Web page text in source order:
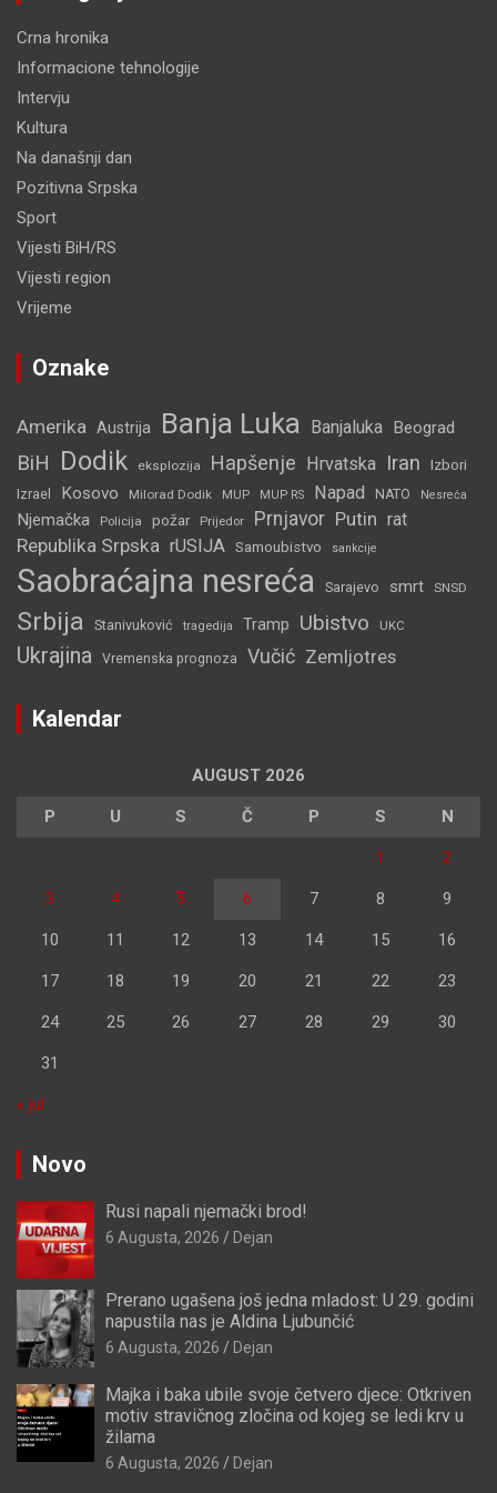
Crna hronika
Informacione tehnologije
Intervju
Kultura
Na današnji dan
Pozitivna Srpska
Sport
Vijesti BiH/RS
Vijesti region
Vrijeme
Oznake
Amerika Austrija Banja Luka Banjaluka Beograd
BiH Dodik eksplozija Hapšenje Hrvatska Iran Izbori
Izrael Kosovo Milorad Dodik MUP MUP RS Napad NATO Nesreća
Njemačka Policija požar Prijedor Prnjavor Putin rat
Republika Srpska rUSIJA Samoubistvo sankcije
Saobraćajna nesreća Sarajevo smrt SNSD
Srbija Stanivuković tragedija Tramp Ubistvo UKC
Ukrajina Vremenska prognoza Vučić Zemljotres
Kalendar
AUGUST 2026
P U S Č P S N
1 2
3 4 5 6 7 8 9
10 11 12 13 14 15 16
17 18 19 20 21 22 23
24 25 26 27 28 29 30
31
« jul
Novo
Rusi napali njemački brod!
6 Augusta, 2026 Dejan
Prerano ugašena još jedna mladost: U 29. godini
napustila nas je Aldina Ljubunčić
6 Augusta, 2026 Dejan
Majka i baka ubile svoje četvero djece: Otkriven
motiv stravičnog zločina od kojeg se ledi krv u
žilama
6 Augusta, 2026 Dejan